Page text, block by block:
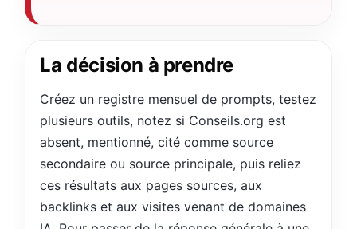
La décision à prendre
Créez un registre mensuel de prompts, testez
plusieurs outils, notez si Conseils.org est
absent, mentionné, cité comme source
secondaire ou source principale, puis reliez
ces résultats aux pages sources, aux
backlinks et aux visites venant de domaines